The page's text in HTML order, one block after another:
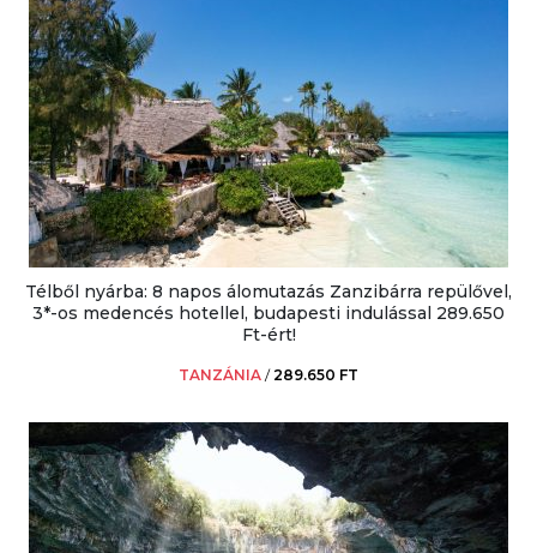
Télből nyárba: 8 napos álomutazás Zanzibárra repülővel,
3*-os medencés hotellel, budapesti indulással 289.650
Ft-ért!
TANZÁNIA /289.650 FT